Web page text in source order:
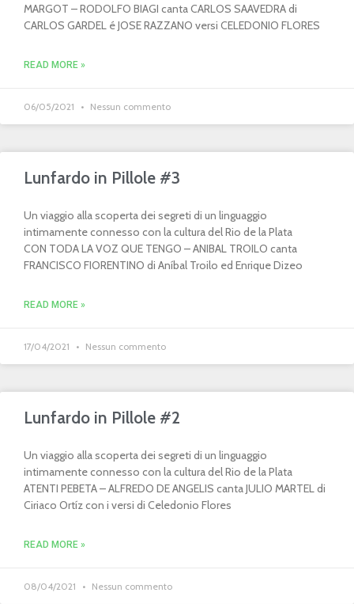
MARGOT – RODOLFO BIAGI canta CARLOS SAAVEDRA di
CARLOS GARDEL é JOSE RAZZANO versi CELEDONIO FLORES
READ MORE »
06/05/2021 Nessun commento
Lunfardo in Pillole #3
Un viaggio alla scoperta dei segreti di un linguaggio
intimamente connesso con la cultura del Rio de la Plata
CON TODA LA VOZ QUE TENGO – ANIBAL TROILO canta
FRANCISCO FIORENTINO di Aníbal Troilo ed Enrique Dizeo
READ MORE »
17/04/2021 Nessun commento
Lunfardo in Pillole #2
Un viaggio alla scoperta dei segreti di un linguaggio
intimamente connesso con la cultura del Rio de la Plata
ATENTI PEBETA – ALFREDO DE ANGELIS canta JULIO MARTEL di
Ciriaco Ortíz con i versi di Celedonio Flores
READ MORE »
08/04/2021 Nessun commento